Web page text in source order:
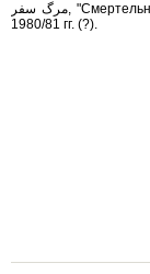
مرگ سفر, "Смертельный вояж", листовка-плакат, созданный, вероятно, к Московской Олипиаде, Internal Islamic Front of Afghanistan/ جبهات اسلامی داخل افغانستان, ок.
1980/81 гг. (?).